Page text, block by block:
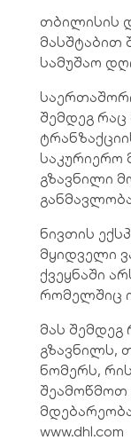
თბილისის
მასშტაბით
სამუშაო
შემდეგ
საკურიერო
გზავნილი
ნივთის
მყიდველი
ქვეყნაში
რომელშიც
მას შემდეგ
გზავნილს,
ნომერს,
შეამოწმოთ
www.dhl.com